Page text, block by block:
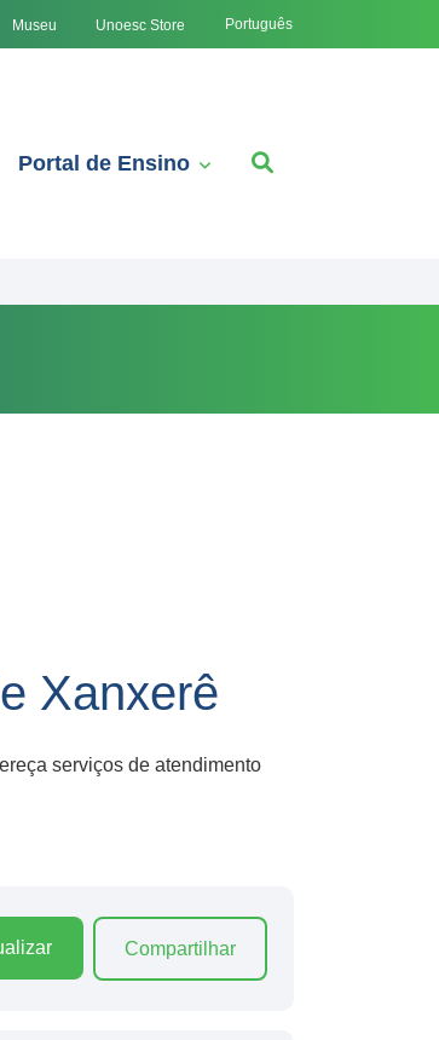
Museu Unoesc Store Português
Portal de Ensino
Xanxerê
serviços de atendimento
Compartilhar